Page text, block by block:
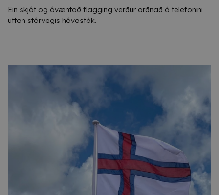
Ein skjót og óvæntað flagging verður orðnað á telefonini
uttan stórvegis hóvasták.